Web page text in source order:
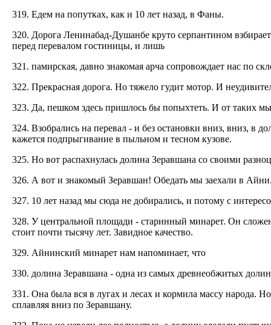
319. Едем на попутках, как и 10 лет назад, в Фаны.
320. Дорога Ленинабад-Душанбе круто серпантином
перед перевалом гостиницы, и лишь
321. памирская, давно знакомая арча сопровождает нас по
322. Прекрасная дорога. Но тяжело гудит мотор. И
323. Да, пешком здесь пришлось бы попыхтеть. И от таких
324. Взобрались на перевал - и без остановки вниз, вниз, в
кажется подпрыгивание в пыльном и тесном кузове.
325. Но вот распахнулась долина Зеравшана со своими
326. А вот и знакомый Зеравшан! Обедать мы заехали в
327. 10 лет назад мы сюда не добирались, и потому с
328. У центральной площади - старинный минарет. Он
стоит почти тысячу лет. Завидное качество.
329. Айнинский минарет нам напоминает, что
330. долина Зеравшана - одна из самых древнеобжитых
331. Она была вся в лугах и лесах и кормила массу народа.
сплавляя вниз по Зеравшану.